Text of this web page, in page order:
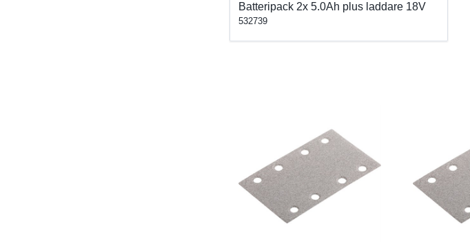
Batteripack 2x 5.0Ah plus laddare 18V
532739